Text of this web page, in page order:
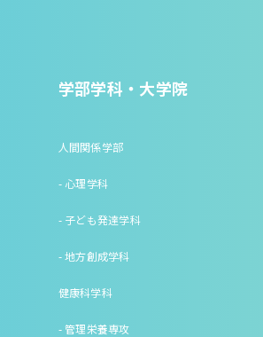
学部学科・大学院
人間関係学部
- 心理学科
- 子ども発達学科
- 地方創成学科
健康科学科
- 管理栄養専攻